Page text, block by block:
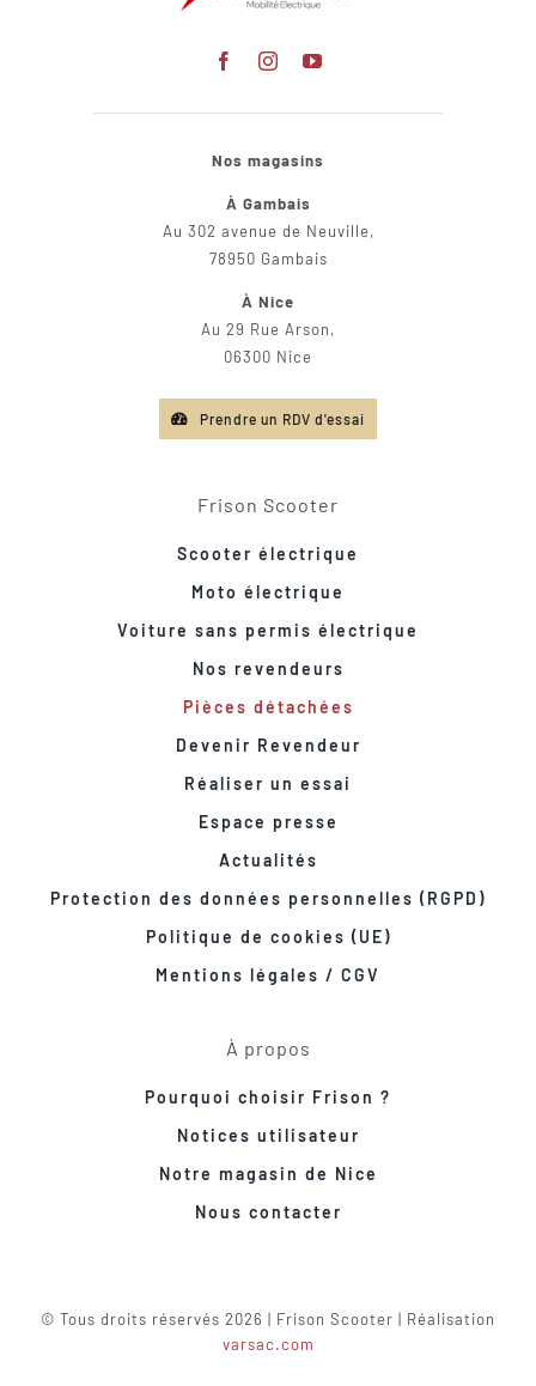
Nos magasins
À Gambais
Au 302 avenue de Neuville,
78950 Gambais
À Nice
Au 29 Rue Arson,
06300 Nice
Prendre un RDV d'essai
Frison Scooter
Scooter électrique
Moto électrique
Voiture sans permis électrique
Nos revendeurs
Pièces détachées
Devenir Revendeur
Réaliser un essai
Espace presse
Actualités
Protection des données personnelles (RGPD)
Politique de cookies (UE)
Mentions légales / CGV
À propos
Pourquoi choisir Frison ?
Notices utilisateur
Notre magasin de Nice
Nous contacter
© Tous droits réservés 2026 | Frison Scooter | Réalisation
varsac.com